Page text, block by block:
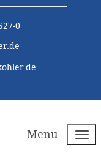
0
Menu